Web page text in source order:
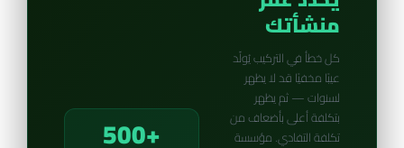
منشأتك
كل خطأ في التركيب يُولّد
عيبًا مخفيًا قد لا يظهر
لسنوات — ثم يظهر
بتكلفة أعلى بأضعاف من
تكلفة التفادي. مؤسسة
+500